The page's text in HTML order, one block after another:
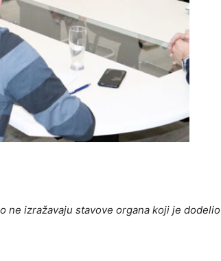
ne izražavaju stavove organa koji je dodelio